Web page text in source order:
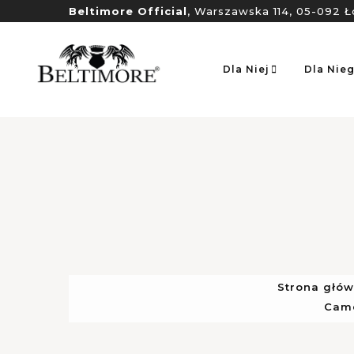
Beltimore Official, Warszawska 114, 05-092
Dla Niej Dla
Strona